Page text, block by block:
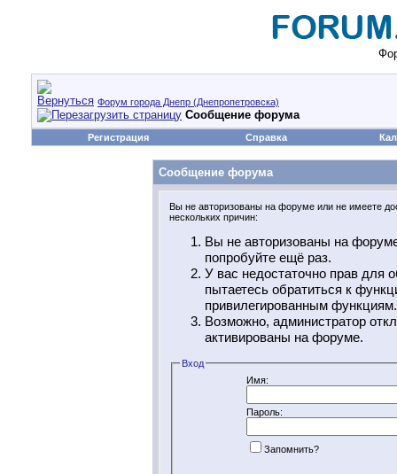
Форум города Днепр (Днепропетровска)
Сообщение форума
Регистрация Справка
Сообщение форума
Вы не авторизованы на форуме или не имеете
нескольких причин:
Вы не авторизованы на
попробуйте ещё раз.
У вас недостаточно прав для
пытаетесь обратиться к
привилегированным функциям.
Возможно, администратор
активированы на форуме.
Вход
Имя:
Пароль:
Запомнить?